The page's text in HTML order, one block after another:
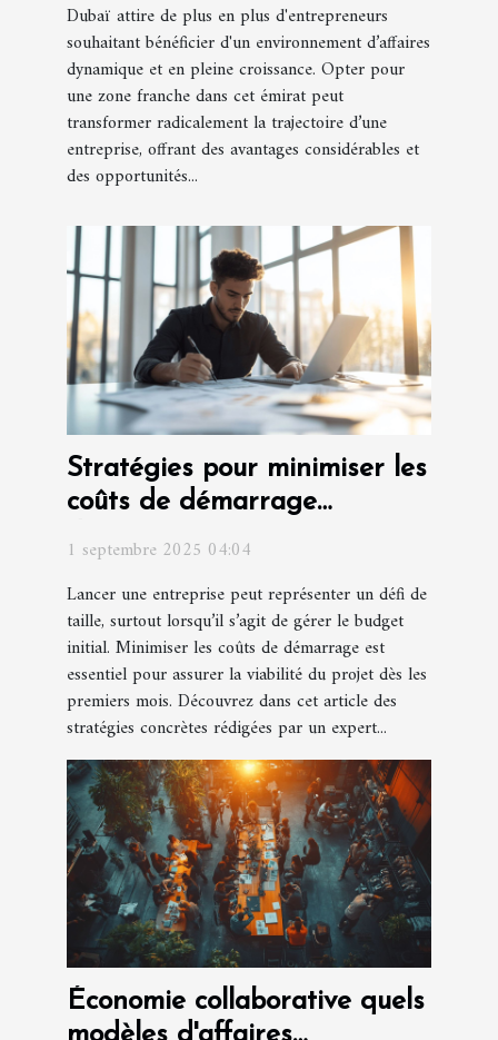
Dubaï attire de plus en plus d'entrepreneurs
souhaitant bénéficier d'un environnement d’affaires
dynamique et en pleine croissance. Opter pour
une zone franche dans cet émirat peut
transformer radicalement la trajectoire d’une
entreprise, offrant des avantages considérables et
des opportunités...
Stratégies pour minimiser les
coûts de démarrage
1 septembre 2025 04:04
Lancer une entreprise peut représenter un défi de
taille, surtout lorsqu’il s’agit de gérer le budget
initial. Minimiser les coûts de démarrage est
essentiel pour assurer la viabilité du projet dès les
premiers mois. Découvrez dans cet article des
stratégies concrètes rédigées par un expert...
Économie collaborative quels